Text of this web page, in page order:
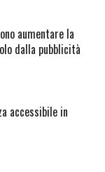
aumentare la
dalla pubblicità
accessibile in